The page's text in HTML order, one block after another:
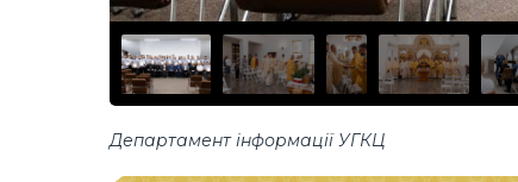
Департамент інформації УГКЦ